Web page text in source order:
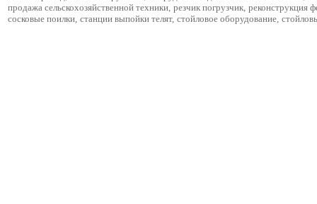
продажа сельскохозяйственной техники, резчик погрузчик, реконструкция
сосковые поилки, станции выпойки телят, стойловое оборудование,